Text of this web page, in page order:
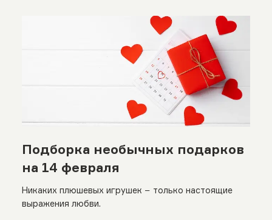
Подборка необычных подарков
на 14 февраля
Никаких плюшевых игрушек − только настоящие
выражения любви.